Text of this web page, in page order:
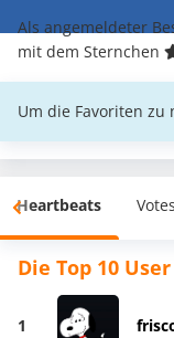
Als angemeldeter
mit dem Sternchen
Um die Favoriten zu
Heartbeats Votes
Die Top 10
1